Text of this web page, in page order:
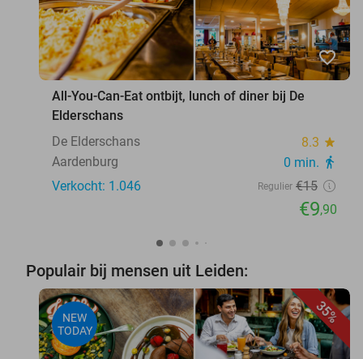
favorite_border
All-You-Can-Eat ontbijt, lunch of diner bij De
Elderschans
De Elderschans
8.3 star
Aardenburg 0 min. directions_walk
Verkocht: 1.046 Regulier €15
€9,90
Populair bij mensen uit Leiden:
35%
NEW
TODAY